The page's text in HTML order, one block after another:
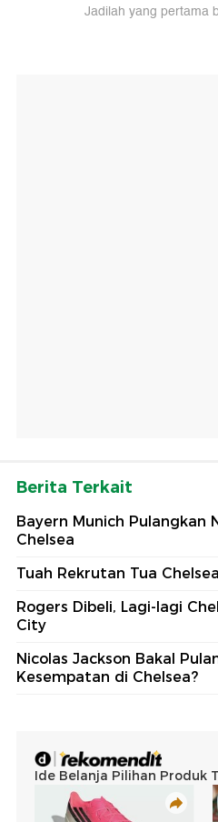
Jadilah yang pertama
Berita Terkait
Bayern Munich Pulangkan
Chelsea
Tuah Rekrutan Tua Chelsea
Rogers Dibeli, Lagi-lagi
City
Nicolas Jackson Bakal
Kesempatan di Chelsea?